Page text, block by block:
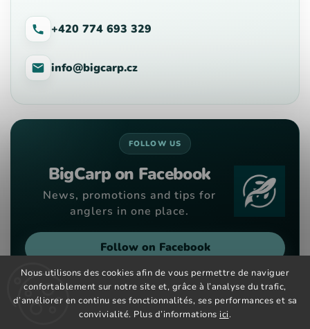
Nous utilisons des cookies afin de vous permettre de naviguer
confortablement sur notre site et, grâce à l’analyse du trafic,
d’améliorer en continu ses fonctionnalités, ses performances et sa
convivialité. Plus d’informations ici.
+420 774 693 329
info@bigcarp.cz
FOLLOW US
BigCarp on Facebook
News, promotions and tips for
anglers in one place.
Follow on Facebook
Copyright 2026Big Carp. Tous droits réservés.